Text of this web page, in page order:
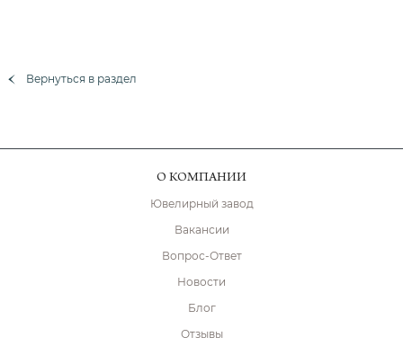
Вернуться в раздел
О КОМПАНИИ
Ювелирный завод
Вакансии
Вопрос-Ответ
Новости
Блог
Отзывы